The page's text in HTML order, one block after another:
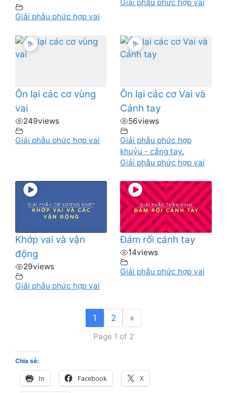
Giải phẫu phức hợp vai
Giải phẫu phức hợp vai
Ôn lại các cơ vùng
vai
249views
Giải phẫu phức hợp vai
Ôn lại các cơ Vai và
Cánh tay
56views
Giải phẫu phức hợp
khuỷu - cẳng tay,
Giải phẫu phức hợp vai
Khớp vai và vận
động
29views
Giải phẫu phức hợp vai
Đám rối cánh tay
14views
Giải phẫu phức hợp vai
1 2 »
Page 1 of 2
Chia sẻ:
In Facebook X